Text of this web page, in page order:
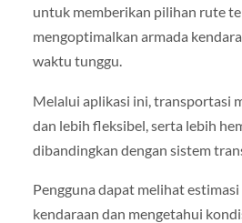
untuk memberikan pilihan rute
mengoptimalkan armada
waktu tunggu.
Melalui aplikasi ini, transportasi
dan lebih fleksibel, serta lebih
dibandingkan dengan sistem
Pengguna dapat melihat
kendaraan dan mengetahui